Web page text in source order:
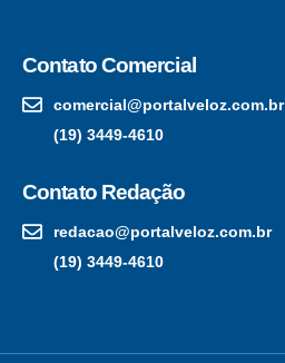
Contato Comercial
comercial@portalveloz.com.br
(19) 3449-4610
Contato Redação
redacao@portalveloz.com.br
(19) 3449-4610